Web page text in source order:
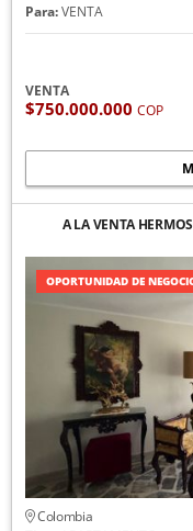
Para:VENTA
VENTA
$750.000.000 COP
A LA VENTA
OPORTUNIDAD DE
Colombia